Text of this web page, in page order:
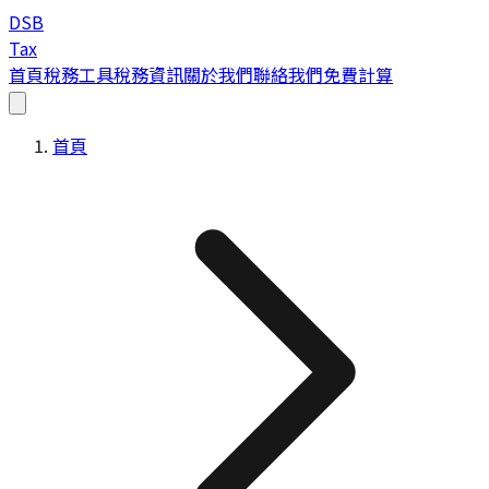
DSB
Tax
首頁稅務工具稅務資訊關於我們聯絡我們免費計算
首頁